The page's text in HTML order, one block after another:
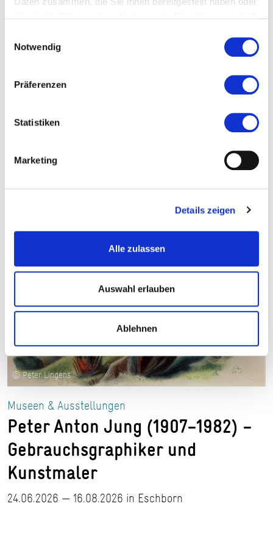
Notwendig
Präferenzen
Statistiken
Marketing
Details zeigen
Alle zulassen
Auswahl erlauben
Ablehnen
Museum der Stadt Eschborn © Peter Lingens
VERANSTALTUNGEN IN
ESCHBORN
© Peter Lingens
Museen & Ausstellungen
Peter Anton Jung (1907–1982) –
Gebrauchsgraphiker und
Kunstmaler
24.06.2026 — 16.08.2026 in Eschborn